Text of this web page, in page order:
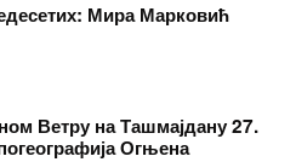
Мира Марковић
Ветру на Ташмајдану 27.
Огњена